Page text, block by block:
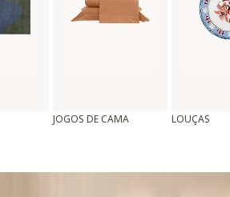
JOGOS DE CAMA LOUÇAS